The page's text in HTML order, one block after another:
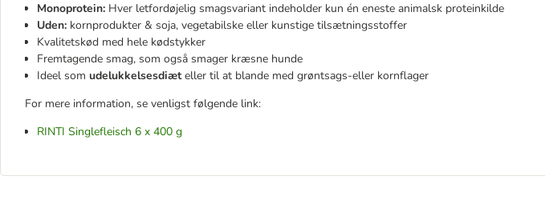
Monoprotein: Hver letfordøjelig smagsvariant indeholder kun én eneste animalsk proteinkilde
Uden: kornprodukter & soja, vegetabilske eller kunstige tilsætningsstoffer
Kvalitetskød med hele kødstykker
Fremtagende smag, som også smager kræsne hunde
Ideel som udelukkelsesdiæteller til at blande med grøntsags-eller kornflager
For mere information, se venligst følgende link:
RINTI Singlefleisch 6 x 400 g